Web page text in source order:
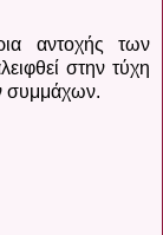
αντοχής των
στην τύχη
συμμάχων.